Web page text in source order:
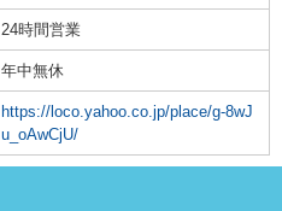
24時間営業
年中無休
https://loco.yahoo.co.jp/place/g-8wJ
u_oAwCjU/